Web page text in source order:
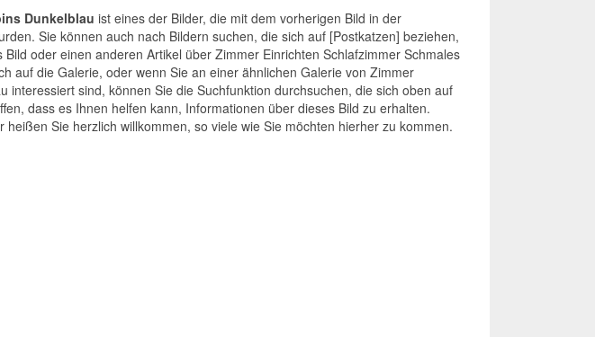
Dunkelblau ist eines der Bilder, die mit dem vorherigen Bild in der
Sie können auch nach Bildern suchen, die sich auf [Postkatzen] beziehen,
oder einen anderen Artikel über Zimmer Einrichten Schlafzimmer Schmales
auf die Galerie, oder wenn Sie an einer ähnlichen Galerie von Zimmer
sind, können Sie die Suchfunktion durchsuchen, die sich oben auf
dass es Ihnen helfen kann, Informationen über dieses Bild zu erhalten.
Sie herzlich willkommen, so viele wie Sie möchten hierher zu kommen.